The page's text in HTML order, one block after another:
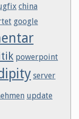
china
google
powerpoint
server
update